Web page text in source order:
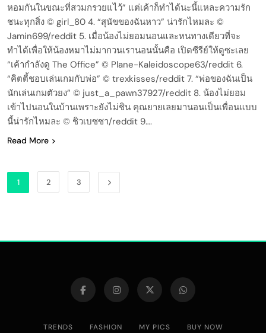
หอมกันในขณะที่สวมกรวยแไว้” แต่เค้าก็ทำได้นะนี้แหละความรัก
ชนะทุกสิ่ง © girl_80 4. “สุนัขของฉันหาว” น่ารักไหมละ ©
Jamin699/reddit 5. เมื่อน้องไม่ยอมนอนและหนทางเดียวที่จะ
ทำได้เพื่อให้น้องหมาไม่มากวนเรานอนนั้นคือ เปิดซีรีย์ให้ดูซะเลย
“เค้ากำลังดู The Office” © Plane-Kaleidoscope63/reddit 6.
“คิตตี้ชอบเล่นเกมกับพ่อ” © trexkisses/reddit 7. “พ่อของฉันเป็น
นักเล่นเกมตัวยง” © just_a_pawn37927/reddit 8. น้องไม่ยอม
เข้าไปนอนในบ้านเพราะยังไม่ชิน คุณยายเลยมานอนเป็นเพื่อนแบบ
นี้น่ารักไหมละ © ชิวเบซซา/reddit 9….
Read More
1 2 3
TRENDS FASHION MY PICS BUY NOW